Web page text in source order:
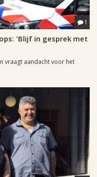
1
'Blijf in gesprek met
vraagt aandacht voor het